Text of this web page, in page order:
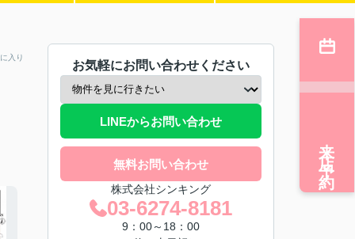
入り
お気軽にお問い合わせください
LINEからお問い合わせ
無料お問い合わせ
株式会社シンキング
03-6274-8181
9：00～18：00
来店予約